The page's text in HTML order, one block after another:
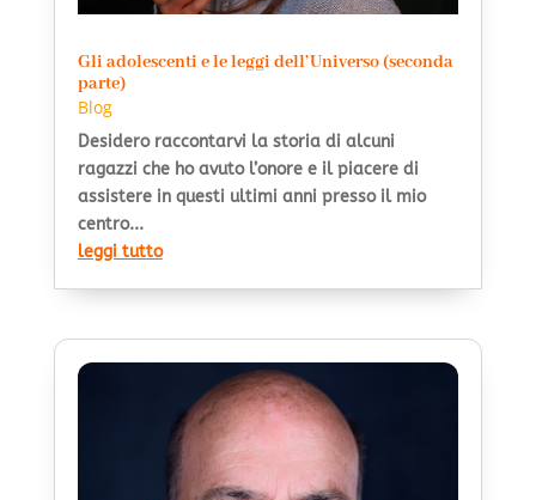
Gli adolescenti e le leggi dell’Universo (seconda
parte)
Blog
Desidero raccontarvi la storia di alcuni
ragazzi che ho avuto l’onore e il piacere di
assistere in questi ultimi anni presso il mio
centro...
leggi tutto